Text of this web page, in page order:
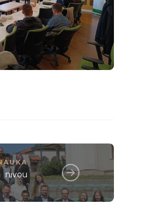
nivou